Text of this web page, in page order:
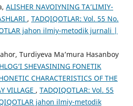
ALISHER NAVOIYNING TA’LIMIY-
, TADQIQOTLAR: Vol. 55 No.
jahon ilmiy-metodik jurnali |
Turdiyeva Ma’mura Hasanboy
SHEVASINING FONETIK
CHARACTERISTICS OF THE
VILLAGE , TADQIQOTLAR: Vol. 55
jahon ilmiy-metodik